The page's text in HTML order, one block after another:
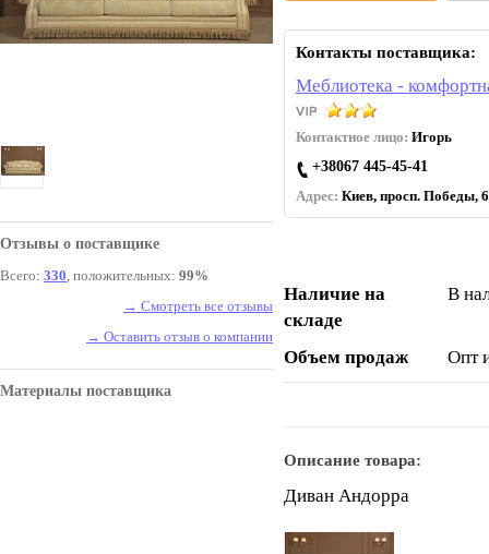
Отзывы о поставщике
Всего: 330, положительных: 99%
→ Смотреть все отзывы
→ Оставить отзыв о компании
Материалы поставщика
Контакты поставщика:
Меблиотека -
Контактное лицо: Игорь
+38067 445-45-41
Адрес: Киев, просп. Победы,
Наличие на
складе
В
Объем продаж Опт
Описание товара:
Диван Андорра